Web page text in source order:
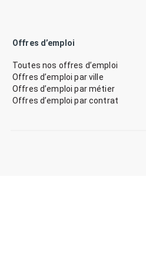
Offres d’emploi
Toutes nos offres d’emploi
Offres d’emploi par ville
Offres d’emploi par métier
Offres d’emploi par contrat